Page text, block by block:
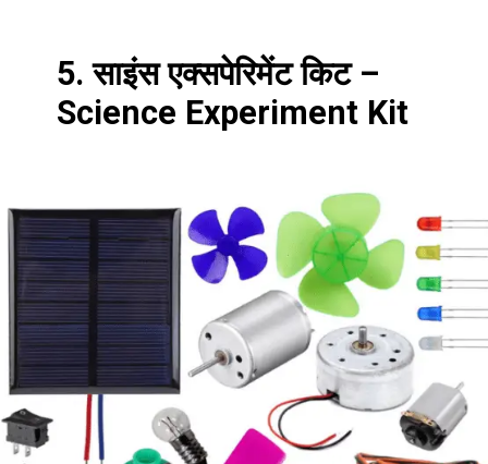
5. साइंस एक्सपेरिमेंट किट –
Science Experiment Kit